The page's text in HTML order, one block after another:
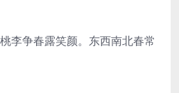
李争春露笑颜。东西南北春常